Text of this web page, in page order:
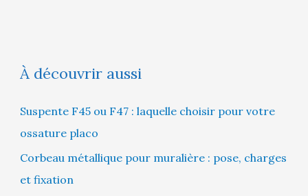
À découvrir aussi
Suspente F45 ou F47 : laquelle choisir pour votre
ossature placo
Corbeau métallique pour muralière : pose, charges
et fixation